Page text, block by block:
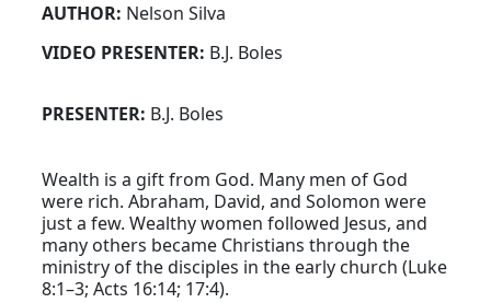
AUTHOR: Nelson Silva
VIDEO PRESENTER: B.J. Boles
PRESENTER: B.J. Boles
Wealth is a gift from God. Many men of God
were rich. Abraham, David, and Solomon were
just a few. Wealthy women followed Jesus, and
many others became Christians through the
ministry of the disciples in the early church (Luke
8:1–3; Acts 16:14; 17:4).